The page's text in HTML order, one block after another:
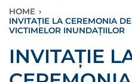
HOME ›
INVITAȚIE LA CEREMONIA
VICTIMELOR INUNDAȚIILOR
INVITAȚIE